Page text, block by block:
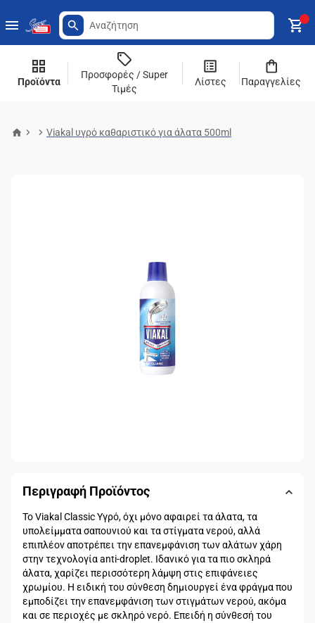
Προϊόντα
Προσφορές / Super
Τιμές
Λίστες Παραγγελίες
Viakal υγρό καθαριστικό για άλατα 500ml
Περιγραφή Προϊόντος
Το Viakal Classic Υγρό, όχι μόνο αφαιρεί τα άλατα, τα
υπολείμματα σαπουνιού και τα στίγματα νερού, αλλά
επιπλέον αποτρέπει την επανεμφάνιση των αλάτων χάρη
στην τεχνολογία anti-droplet. Ιδανικό για τα πιο σκληρά
άλατα, χαρίζει περισσότερη λάμψη στις επιφάνειες
χρωμίου. Η ειδική του σύνθεση δημιουργεί ένα φράγμα που
εμποδίζει την επανεμφάνιση των στιγμάτων νερού, ακόμα
και σε περιοχές με σκληρό νερό. Επειδή η σύνθεσή του